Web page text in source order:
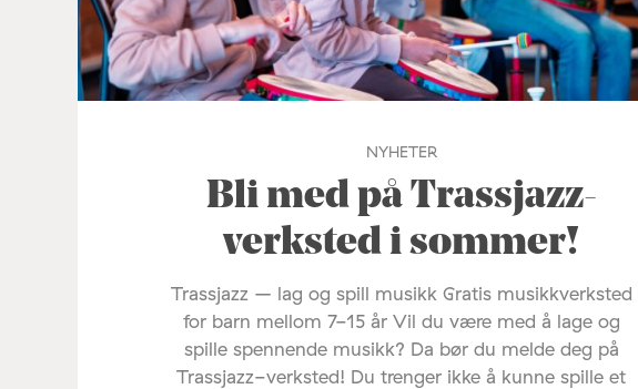
NYHETER
Bli med på Trassjazz-
verksted i sommer!
Trassjazz – lag og spill musikk Gratis musikkverksted
for barn mellom 7-15 år Vil du være med å lage og
spille spennende musikk? Da bør du melde deg på
Trassjazz-verksted! Du trenger ikke å kunne spille et